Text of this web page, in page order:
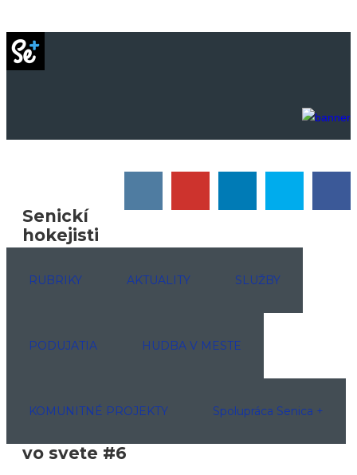
RUBRIKY AKTUALITY SLUŽBY
PODUJATIA HUDBA V MESTE
KOMUNITNÉ PROJEKTY Spolupráca Senica +
Senickí
hokejisti
vo svete #6